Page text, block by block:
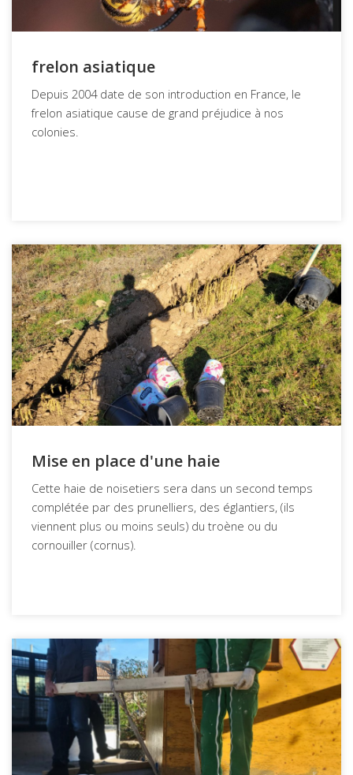
frelon asiatique
Depuis 2004 date de son introduction en France, le
frelon asiatique cause de grand préjudice à nos
colonies.
Mise en place d'une haie
Cette haie de noisetiers sera dans un second temps
complétée par des prunelliers, des églantiers, (ils
viennent plus ou moins seuls) du troène ou du
cornouiller (cornus).